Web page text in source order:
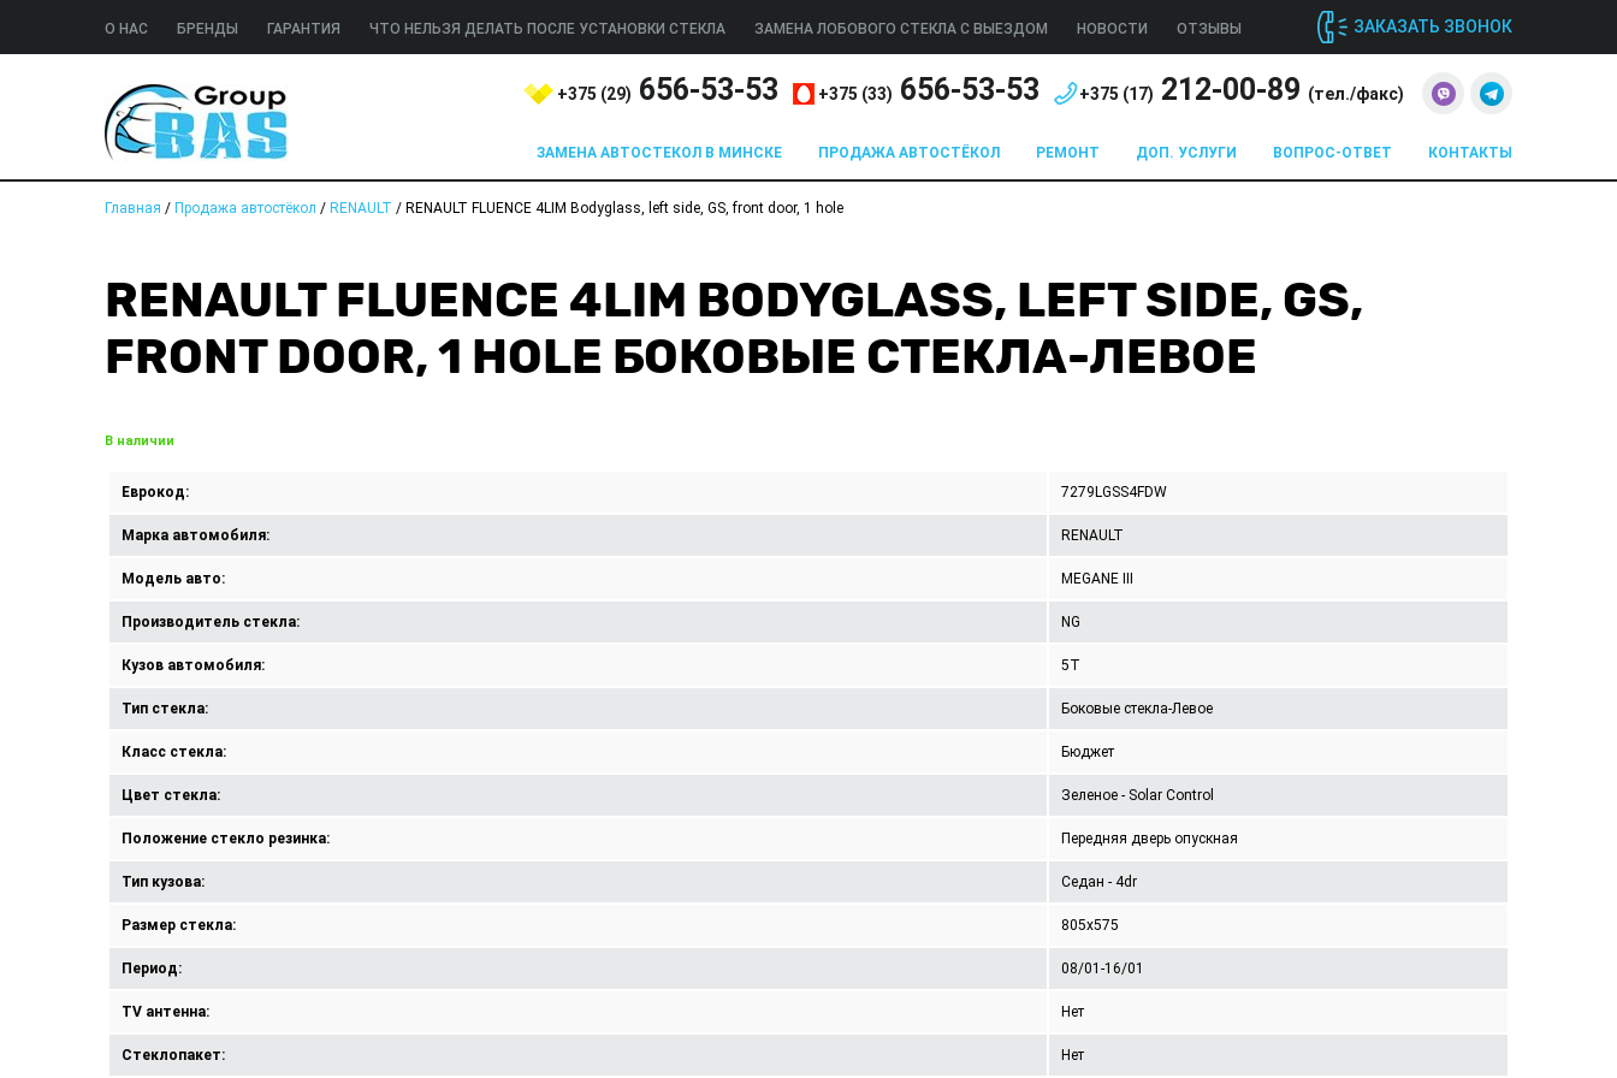
О НАС БРЕНДЫ ГАРАНТИЯ ЧТО НЕЛЬЗЯ ДЕЛАТЬ ПОСЛЕ УСТАНОВКИ СТЕКЛА ЗАМЕНА ЛОБОВОГО СТЕКЛА С ВЫЕЗДОМ НОВОСТИ ОТЗЫВЫ ЗАКАЗАТЬ ЗВОНОК
+375 (29) 656-53-53 +375 (33) 656-53-53 +375 (17) 212-00-89 (тел./факс)
ЗАМЕНА АВТОСТЕКОЛ В МИНСКЕ ПРОДАЖА АВТОСТЁКОЛ РЕМОНТ ДОП. УСЛУГИ ВОПРОС-ОТВЕТ КОНТАКТЫ
Главная / Продажа автостёкол / RENAULT / RENAULT FLUENCE 4LIM Bodyglass, left side, GS, front door, 1 hole
RENAULT FLUENCE 4LIM BODYGLASS, LEFT SIDE, GS,
FRONT DOOR, 1 HOLE БОКОВЫЕ СТЕКЛА-ЛЕВОЕ
В наличии
Еврокод: 7279LGSS4FDW
Марка автомобиля: RENAULT
Модель авто: MEGANE III
Производитель стекла: NG
Кузов автомобиля: 5T
Тип стекла: Боковые стекла-Левое
Класс стекла: Бюджет
Цвет стекла: Зеленое - Solar Control
Положение стекло резинка: Передняя дверь опускная
Тип кузова: Седан - 4dr
Размер стекла: 805x575
Период: 08/01-16/01
TV антенна: Нет
Стеклопакет: Нет